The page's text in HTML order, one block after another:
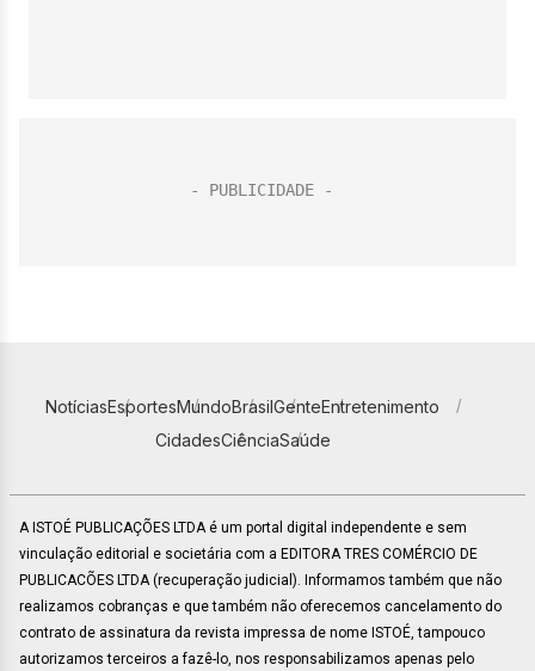
NotíciasEsportesMundoBrasilGenteEntretenimento
CidadesCiênciaSaúde
A ISTOÉ PUBLICAÇÕES LTDA é um portal digital independente e sem
vinculação editorial e societária com a EDITORA TRES COMÉRCIO DE
PUBLICACÕES LTDA (recuperação judicial). Informamos também que não
realizamos cobranças e que também não oferecemos cancelamento do
contrato de assinatura da revista impressa de nome ISTOÉ, tampouco
autorizamos terceiros a fazê-lo, nos responsabilizamos apenas pelo